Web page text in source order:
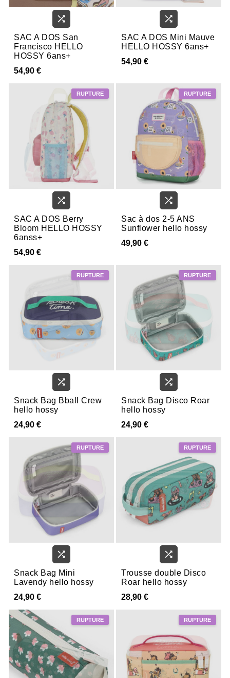

SAC A DOS San
Francisco HELLO
HOSSY 6ans+
54,90 €

SAC A DOS Mini Mauve
HELLO HOSSY 6ans+
54,90 €

SAC A DOS Berry
Bloom HELLO HOSSY
6anss+
54,90 €

Sac à dos 2-5 ANS
Sunflower hello hossy
49,90 €

Snack Bag Bball Crew
hello hossy
24,90 €

Snack Bag Disco Roar
hello hossy
24,90 €

Snack Bag Mini
Lavendy hello hossy
24,90 €

Trousse double Disco
Roar hello hossy
28,90 €